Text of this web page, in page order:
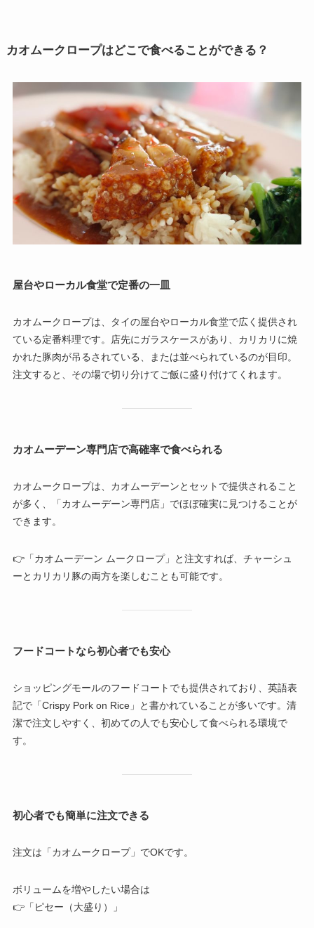
カオムークロープはどこで食べることができる？
屋台やローカル食堂で定番の一皿
カオムークロープは、タイの屋台やローカル食堂で広く提供され
ている定番料理です。店先にガラスケースがあり、カリカリに焼
かれた豚肉が吊るされている、または並べられているのが目印。
注文すると、その場で切り分けてご飯に盛り付けてくれます。
カオムーデーン専門店で高確率で食べられる
カオムークロープは、カオムーデーンとセットで提供されること
が多く、「カオムーデーン専門店」でほぼ確実に見つけることが
できます。
👉「カオムーデーン ムークロープ」と注文すれば、チャーシュ
ーとカリカリ豚の両方を楽しむことも可能です。
フードコートなら初心者でも安心
ショッピングモールのフードコートでも提供されており、英語表
記で「Crispy Pork on Rice」と書かれていることが多いです。清
潔で注文しやすく、初めての人でも安心して食べられる環境で
す。
初心者でも簡単に注文できる
注文は「カオムークロープ」でOKです。
ボリュームを増やしたい場合は
👉「ピセー（大盛り）」